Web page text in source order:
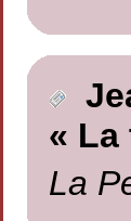
« La
La